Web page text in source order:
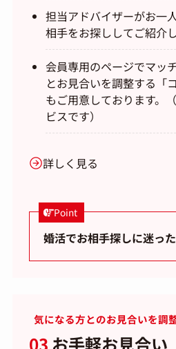
担当アドバイザーがお一
相手をお探ししてご紹介し
会員専用のページでマッ
とお見合いを調整する「
もご用意しております。
ビスです）
詳しく見る
Point
婚活でお相手探しに迷っ
気になる方とのお見合いを調
03 お手軽お見合い